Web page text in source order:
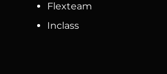
Flexteam
Inclass